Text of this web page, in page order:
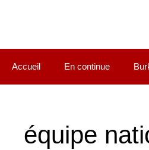
Accueil En continue
équipe